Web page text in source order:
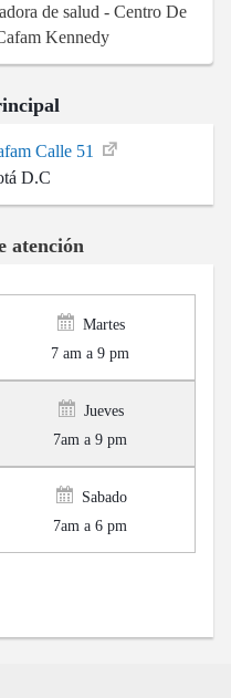
de salud - Centro De
Kennedy
Calle 51
D.C
atención
Martes
7 am a 9 pm
Jueves
7am a 9 pm
Sabado
7am a 6 pm